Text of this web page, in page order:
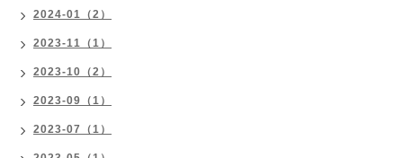
2024-01（2）
2023-11（1）
2023-10（2）
2023-09（1）
2023-07（1）